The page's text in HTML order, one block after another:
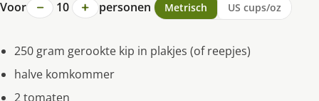
Voor − 10 + personen Metrisch US cups/oz
250 gram gerookte kip in plakjes (of reepjes)
halve komkommer
2 tomaten